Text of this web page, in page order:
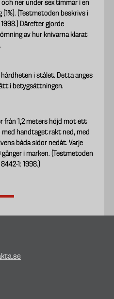
ner under sex timmar i en
(Testmetoden beskrivs i
Därefter gjorde
av hur knivarna klarat
i stålet. Detta anges
i betygsättningen.
från 1,2 meters höjd mot ett
handtaget rakt ned, med
båda sidor nedåt. Varje
i marken. (Testmetoden
1: 1998.)